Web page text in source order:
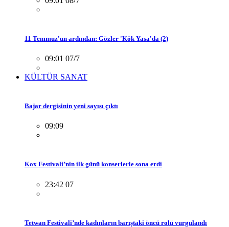
11 Temmuz'un ardından: Gözler 'Kök Yasa'da (2)
09:01 07/7
KÜLTÜR SANAT
Bajar dergisinin yeni sayısı çıktı
09:09
Kox Festivali’nin ilk günü konserlerle sona erdi
23:42 07
Tetwan Festivali’nde kadınların barıştaki öncü rolü vurgulandı